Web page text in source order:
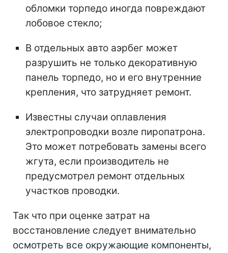
обломки торпедо иногда повреждают
лобовое стекло;
В отдельных авто аэрбег может
разрушить не только декоративную
панель торпедо, но и его внутренние
крепления, что затрудняет ремонт.
Известны случаи оплавления
электропроводки возле пиропатрона.
Это может потребовать замены всего
жгута, если производитель не
предусмотрел ремонт отдельных
участков проводки.
Так что при оценке затрат на
восстановление следует внимательно
осмотреть все окружающие компоненты,